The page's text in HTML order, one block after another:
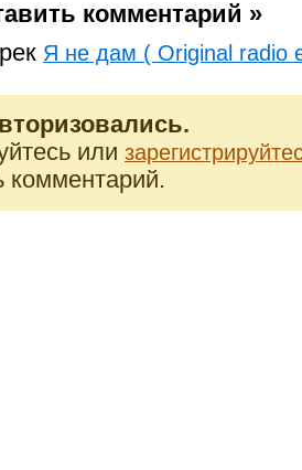
комментарий »
Я не дам ( Original radio
или
комментарий.